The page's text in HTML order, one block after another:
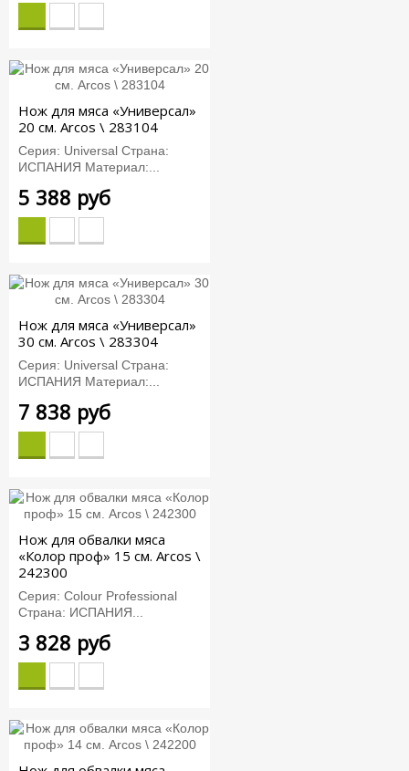
Нож для мяса «Универсал»
20 см. Arcos \ 283104
Серия: Universal Страна:
ИСПАНИЯ Материал:...
5 388 руб
Нож для мяса «Универсал»
30 см. Arcos \ 283304
Серия: Universal Страна:
ИСПАНИЯ Материал:...
7 838 руб
Нож для обвалки мяса
«Колор проф» 15 см. Arcos \
242300
Серия: Colour Professional
Страна: ИСПАНИЯ...
3 828 руб